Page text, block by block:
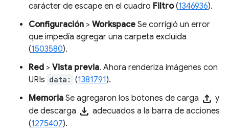
carácter de escape en el cuadro Filtro(1346936).
Configuración > Workspace Se corrigió un error
que impedía agregar una carpeta excluida
(1503580).
Red > Vista previa. Ahora renderiza imágenes con
URIs data: (1381791).
Memoria Se agregaron los botones de carga upload y
de descarga download adecuados a la barra de acciones
(1275407).